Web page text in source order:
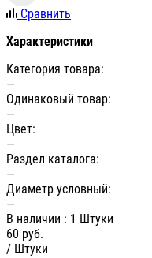
Сравнить
Характеристики
Категория товара:
—
Одинаковый товар:
—
Цвет:
—
Раздел каталога:
—
Диаметр условный:
—
В наличии : 1 Штуки
60 руб.
/ Штуки